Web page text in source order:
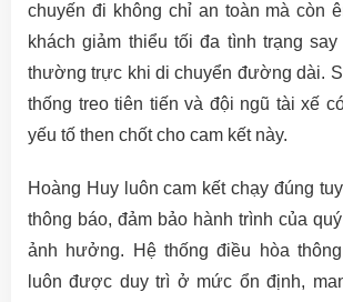
chuyến đi không chỉ an toàn mà còn
khách giảm thiểu tối đa tình trạng
thường trực khi di chuyển đường dài.
thống treo tiên tiến và đội ngũ tài xế
yếu tố then chốt cho cam kết này.
Hoàng Huy luôn cam kết chạy đúng
thông báo, đảm bảo hành trình của
ảnh hưởng. Hệ thống điều hòa
luôn được duy trì ở mức ổn định,